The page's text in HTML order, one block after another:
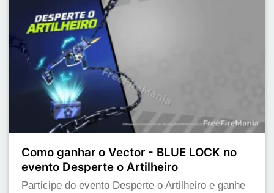
Como ganhar o Vector - BLUE LOCK no
evento Desperte o Artilheiro
Participe do evento Desperte o Artilheiro e ganhe